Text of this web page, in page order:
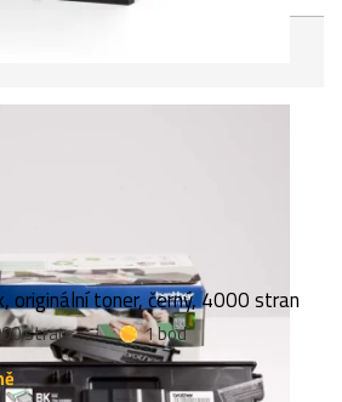
toner, černý, 4000 stran
stran
1 bod